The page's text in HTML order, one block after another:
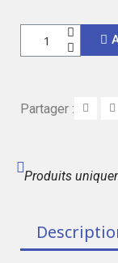
Partager :
Produits